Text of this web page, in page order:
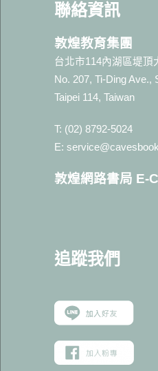
聯絡資訊
敦煌教育集團
台北市114內湖區堤頂
No. 207, Ti-Ding Ave.,
Taipei 114, Taiwan
T: (02) 8792-5024
E:
敦煌網路書局 E-
追蹤我們